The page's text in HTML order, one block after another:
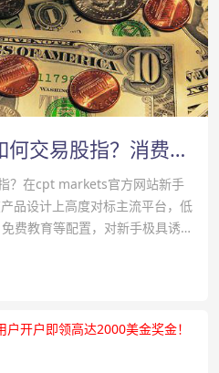
cpt markets官网如何交易股指？消费者通胀报告公布前股指下跌-cpt markets平台
？在cpt markets官方网站新手
品设计上高度对标主流平台，低
费教育等配置，‌对新手极具诱惑
开户即领高达2000美金奖金！